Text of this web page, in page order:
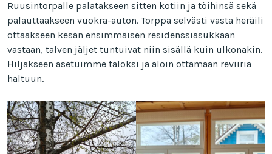
Ruusintorpalle palatakseen sitten kotiin ja töihinsä sekä
palauttaakseen vuokra-auton. Torppa selvästi vasta heräili
ottaakseen kesän ensimmäisen residenssiasukkaan
vastaan, talven jäljet tuntuivat niin sisällä kuin ulkonakin.
Hiljakseen asetuimme taloksi ja aloin ottamaan reviiriä
haltuun.